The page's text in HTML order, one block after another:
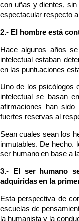
con uñas y dientes,
espectacular respecto
2.- El hombre está
Hace algunos años
intelectual estaban
en las puntuaciones
Uno de los psicólogos
intelectual se basan
afirmaciones han sido
fuertes reservas al
Sean cuales sean los
inmutables. De hecho,
ser humano en base a
3.- El ser humano
adquiridas en la
Esta perspectiva de
escuelas de
la humanista y la